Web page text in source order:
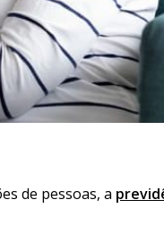
de pessoas, a